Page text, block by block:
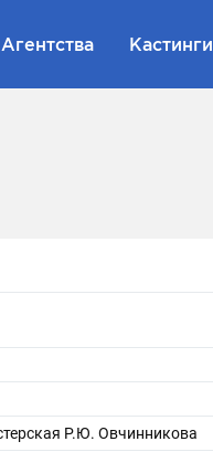
Агентства Кастинги
Р.Ю. Овчинникова